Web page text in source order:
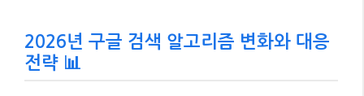
2026년 구글 검색 알고리즘 변화와 대응
전략 📊